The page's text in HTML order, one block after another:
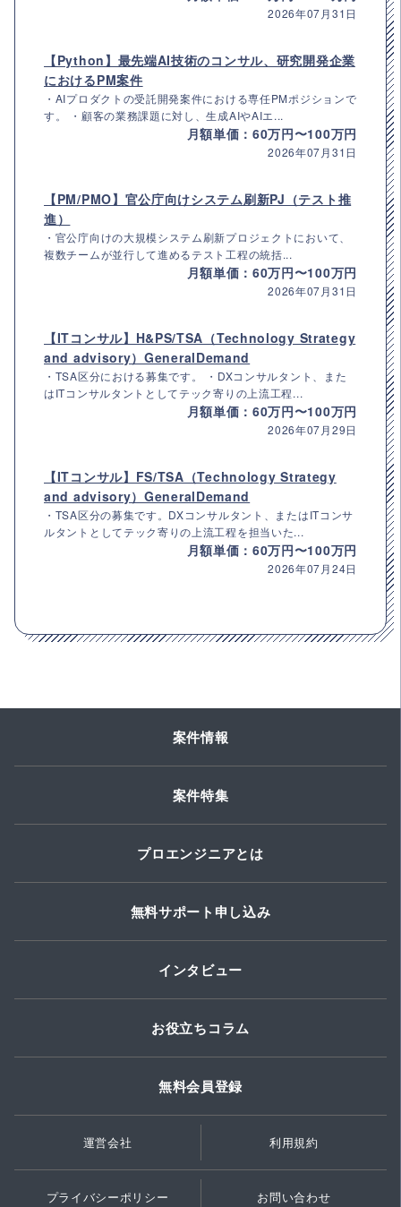
2026年07月31日
【Python】最先端AI技術のコンサル、研究開発企業
におけるPM案件
・AIプロダクトの受託開発案件における専任PMポジションで
す。 ・顧客の業務課題に対し、生成AIやAIエ...
月額単価：60万円〜100万円
2026年07月31日
【PM/PMO】官公庁向けシステム刷新PJ（テスト推
進）
・官公庁向けの大規模システム刷新プロジェクトにおいて、
複数チームが並行して進めるテスト工程の統括...
月額単価：60万円〜100万円
2026年07月31日
【ITコンサル】H&PS/TSA（Technology Strategy
and advisory）GeneralDemand
・TSA区分における募集です。 ・DXコンサルタント、また
はITコンサルタントとしてテック寄りの上流工程...
月額単価：60万円〜100万円
2026年07月29日
【ITコンサル】FS/TSA（Technology Strategy
and advisory）GeneralDemand
・TSA区分の募集です。DXコンサルタント、またはITコンサ
ルタントとしてテック寄りの上流工程を担当いた...
月額単価：60万円〜100万円
2026年07月24日
案件情報
案件特集
プロエンジニアとは
無料サポート申し込み
インタビュー
お役立ちコラム
無料会員登録
運営会社 利用規約
プライバシーポリシー お問い合わせ